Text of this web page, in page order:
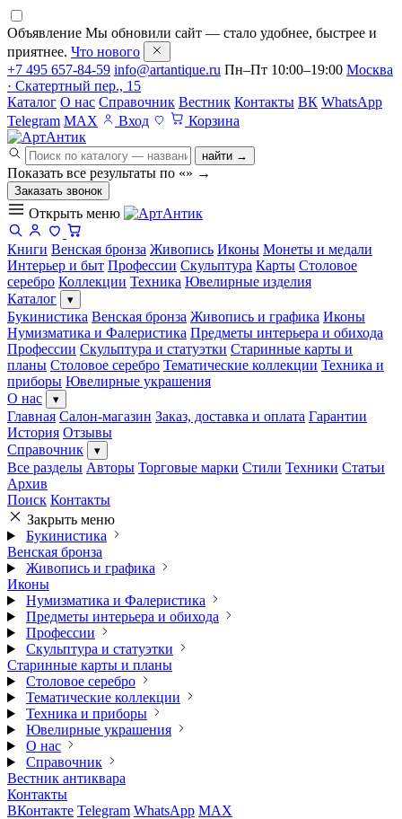
Объявление Мы обновили сайт — стало удобнее, быстрее и
приятнее. Что нового
+7 495 657-84-59 info@artantique.ru Пн–Пт 10:00–19:00 Москва
· Скатертный пер., 15
Каталог О нас Справочник Вестник Контакты ВК WhatsApp
Telegram MAX Вход Корзина
найти →
Показать все результаты по «» →
Заказать звонок
Открыть меню
Книги Венская бронза Живопись Иконы Монеты и медали
Интерьер и быт Профессии Скульптура Карты Столовое
серебро Коллекции Техника Ювелирные изделия
Каталог
▾
Букинистика Венская бронза Живопись и графика Иконы
Нумизматика и Фалеристика Предметы интерьера и обихода
Профессии Скульптура и статуэтки Старинные карты и
планы Столовое серебро Тематические коллекции Техника и
приборы Ювелирные украшения
О нас
▾
Главная Салон-магазин Заказ, доставка и оплата Гарантии
История Отзывы
Справочник
▾
Все разделы Авторы Торговые марки Стили Техники Статьи
Архив
Поиск Контакты
Закрыть меню
Букинистика
Венская бронза
Живопись и графика
Иконы
Нумизматика и Фалеристика
Предметы интерьера и обихода
Профессии
Скульптура и статуэтки
Старинные карты и планы
Столовое серебро
Тематические коллекции
Техника и приборы
Ювелирные украшения
О нас
Справочник
Вестник антиквара
Контакты
ВКонтакте Telegram WhatsApp MAX